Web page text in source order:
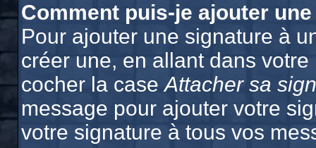
Comment puis-je ajouter
Pour ajouter une signature à
créer une, en allant dans
cocher la caseAttacher sa
message pour ajouter votre
votre signature à tous vos